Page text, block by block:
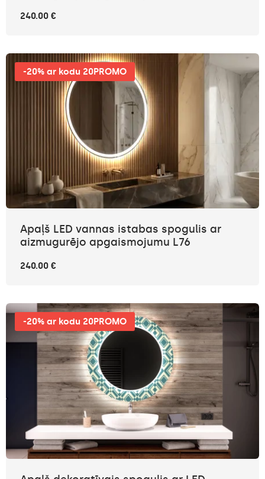
240.00 €
-20% ar kodu 20PROMO
Apaļš LED vannas istabas spogulis ar
aizmugurējo apgaismojumu L76
240.00 €
-20% ar kodu 20PROMO